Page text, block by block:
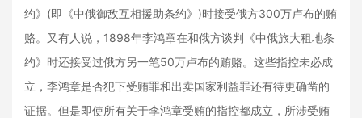
约》(即《中俄御敌互相援助条约》)时接受俄方300万卢布的贿
赂。又有人说，1898年李鸿章在和俄方谈判《中俄旅大租地条
约》时还接受过俄方另一笔50万卢布的贿赂。这些指控未必成
立，李鸿章是否犯下受贿罪和出卖国家利益罪还有待更确凿的
证据。但是即使所有关于李鸿章受贿的指控都成立，所涉受贿